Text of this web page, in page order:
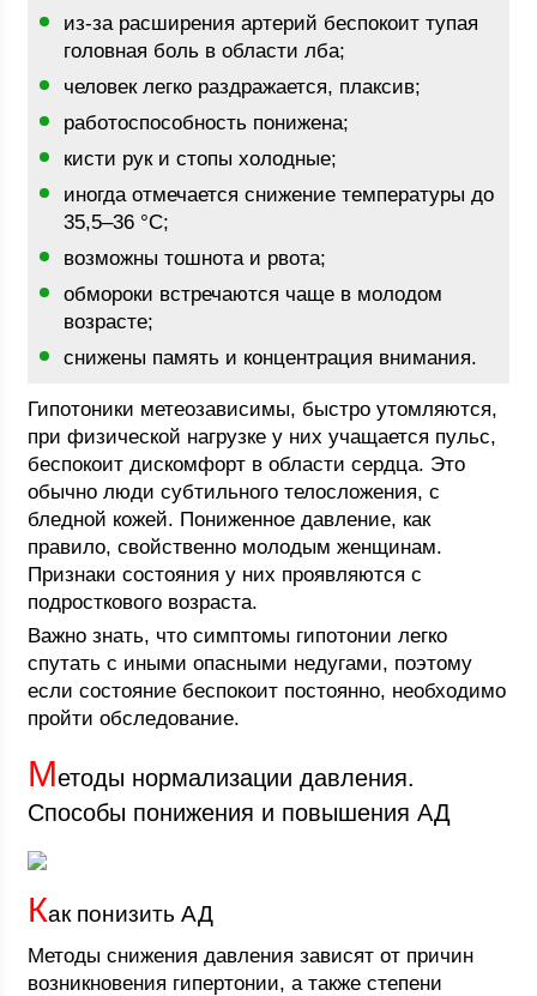
из-за расширения артерий беспокоит тупая
головная боль в области лба;
человек легко раздражается, плаксив;
работоспособность понижена;
кисти рук и стопы холодные;
иногда отмечается снижение температуры до
35,5–36 °C;
возможны тошнота и рвота;
обмороки встречаются чаще в молодом
возрасте;
снижены память и концентрация внимания.
Гипотоники метеозависимы, быстро утомляются,
при физической нагрузке у них учащается пульс,
беспокоит дискомфорт в области сердца. Это
обычно люди субтильного телосложения, с
бледной кожей. Пониженное давление, как
правило, свойственно молодым женщинам.
Признаки состояния у них проявляются с
подросткового возраста.
Важно знать, что симптомы гипотонии легко
спутать с иными опасными недугами, поэтому
если состояние беспокоит постоянно, необходимо
пройти обследование.
Методы нормализации давления.
Способы понижения и повышения АД
Как понизить АД
Методы снижения давления зависят от причин
возникновения гипертонии, а также степени